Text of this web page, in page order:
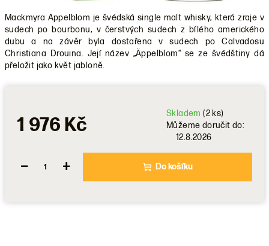
Mackmyra Appelblom je švédská single malt whisky, která zraje v
sudech po bourbonu, v čerstvých sudech z bílého amerického
dubu a na závěr byla dostařena v sudech po Calvadosu
Christiana Drouina. Její název „Äppelblom“ se ze švédštiny dá
přeložit jako květ jabloně.
Skladem(2 ks)
Můžeme doručit do:
12.8.2026
1 976 Kč
+
− Do košíku